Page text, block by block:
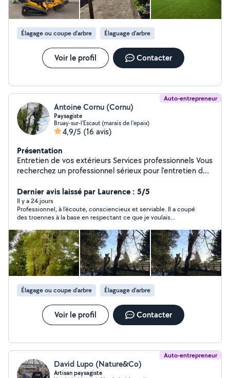
Élagage ou coupe d'arbre Élaguage d'arbre
Voir le profil Contacter
Auto-entrepreneur
Antoine Cornu (Cornu)
Paysagiste
Bruay-sur-l'Escaut (marais de l'epaix)
4,9/5 (16 avis)
Présentation
Entretien de vos extérieurs Services professionnels Vous
recherchez un professionnel sérieux pour l'entretien de
mes services avec soin et efficacité: Tonte de pelouse
Taille de haies Débroussaillage Petit terrassement
Évacuation des déchets verts Dessouchage Élagage
Intervention rapide Travail soigné Devis gratuit. À
bientôt pour embellir vos extérieurs !
Dernier avis laissé par Laurence : 5/5
Il y a 24 jours
Professionnel, à l'écoute, consciencieux et serviable. Il a coupé
des troennes à la base en respectant ce que je voulais
à 100%
Élagage ou coupe d'arbre Élaguage d'arbre
Voir le profil Contacter
Auto-entrepreneur
David Lupo (Nature&Co)
Artisan paysagiste